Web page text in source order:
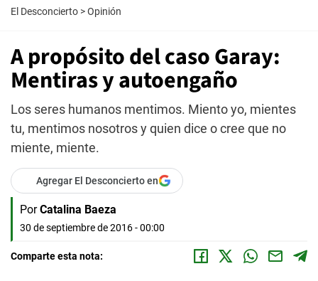
El Desconcierto >Opinión
A propósito del caso Garay:
Mentiras y autoengaño
Los seres humanos mentimos. Miento yo, mientes
tu, mentimos nosotros y quien dice o cree que no
miente, miente.
Agregar El Desconcierto en
Por Catalina Baeza
30 de septiembre de 2016 - 00:00
Comparte esta nota: